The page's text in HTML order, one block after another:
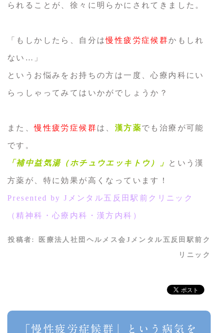
られることが、徐々に明らかにされてきました。
「もしかしたら、自分は慢性疲労症候群かもしれ
ない…」
というお悩みをお持ちの方は一度、心療内科にい
らっしゃってみてはいかがでしょうか？
また、慢性疲労症候群は、 漢方薬でも治療が可能
です。
「補中益気湯（ホチュウエッキトウ）」 という漢
方薬が、特に効果が高くなっています！
Presented by Jメンタル五反田駅前クリニック
（精神科・心療内科・漢方内科）
投稿者: 医療法人社団ヘルメス会Jメンタル五反田駅前ク
リニック
「慢性疲労症候群」という病気を